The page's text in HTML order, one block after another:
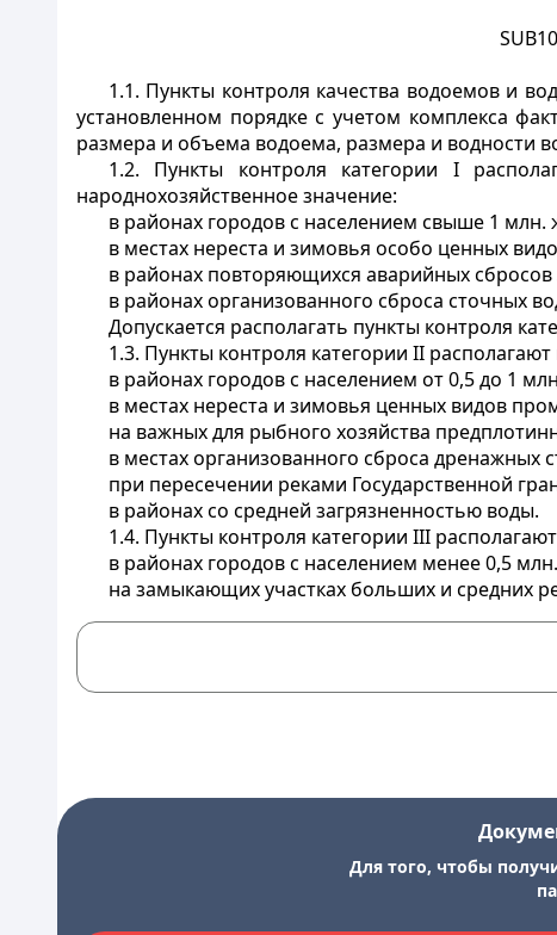
1.1. Пункты контроля качества водоемов и
установленном порядке с учетом комплекса
размера и объема водоема, размера и водности
1.2. Пункты контроля категории I
народнохозяйственное значение:
в районах городов с населением свыше 1 млн.
в местах нереста и зимовья особо ценных
в районах повторяющихся аварийных
в районах организованного сброса сточных
Допускается располагать пункты контроля
1.3. Пункты контроля категории II
в районах городов с населением от 0,5 до 1
в местах нереста и зимовья ценных видов
на важных для рыбного хозяйства
в местах организованного сброса
при пересечении реками Государственной
в районах со средней загрязненностью воды.
1.4. Пункты контроля категории III
в районах городов с населением менее 0,5
на замыкающих участках больших и средних
Для того, чтобы